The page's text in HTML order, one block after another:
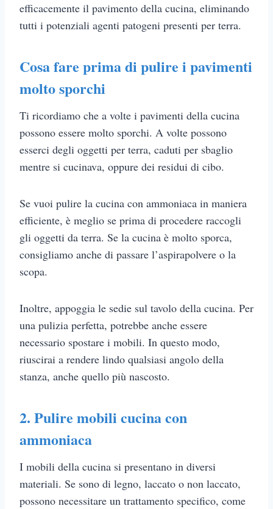
efficacemente il pavimento della cucina, eliminando
tutti i potenziali agenti patogeni presenti per terra.
Cosa fare prima di pulire i pavimenti
molto sporchi
Ti ricordiamo che a volte i pavimenti della cucina
possono essere molto sporchi. A volte possono
esserci degli oggetti per terra, caduti per sbaglio
mentre si cucinava, oppure dei residui di cibo.
Se vuoi pulire la cucina con ammoniaca in maniera
efficiente, è meglio se prima di procedere raccogli
gli oggetti da terra. Se la cucina è molto sporca,
consigliamo anche di passare l’aspirapolvere o la
scopa.
Inoltre, appoggia le sedie sul tavolo della cucina. Per
una pulizia perfetta, potrebbe anche essere
necessario spostare i mobili. In questo modo,
riuscirai a rendere lindo qualsiasi angolo della
stanza, anche quello più nascosto.
2. Pulire mobili cucina con
ammoniaca
I mobili della cucina si presentano in diversi
materiali. Se sono di legno, laccato o non laccato,
possono necessitare un trattamento specifico, come